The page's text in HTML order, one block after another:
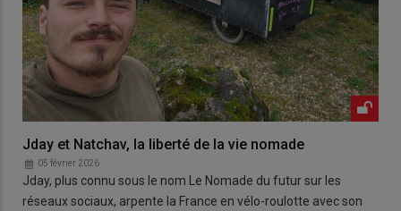
Jday et Natchav, la liberté de la vie nomade
05 février 2026
Jday, plus connu sous le nom Le Nomade du futur sur les
réseaux sociaux, arpente la France en vélo-roulotte avec son